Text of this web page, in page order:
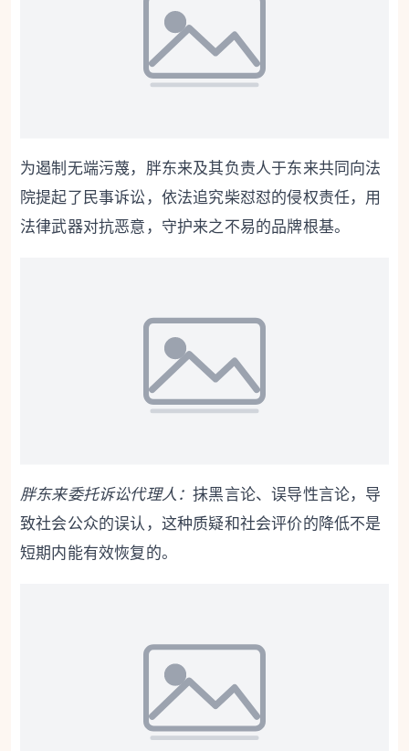
为遏制无端污蔑，胖东来及其负责人于东来共同向法
院提起了民事诉讼，依法追究柴怼怼的侵权责任，用
法律武器对抗恶意，守护来之不易的品牌根基。
胖东来委托诉讼代理人：抹黑言论、误导性言论，导
致社会公众的误认，这种质疑和社会评价的降低不是
短期内能有效恢复的。